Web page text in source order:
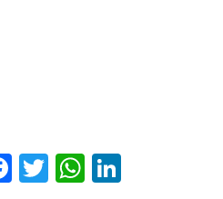
Facebook
Twitter